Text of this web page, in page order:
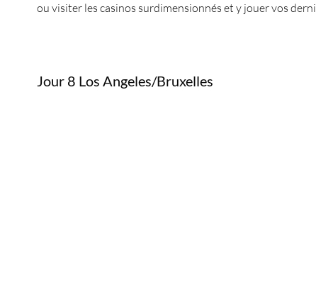
ou visiter les casinos surdimensionnés et y jouer vos
Jour 8 Los Angeles/Bruxelles